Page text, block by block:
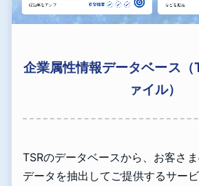
企業属性情報データベース（
ァイル）
TSRのデータベースから、お客さ
データを抽出してご提供するサー